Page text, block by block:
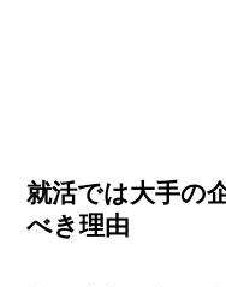
就活では大手の
べき理由